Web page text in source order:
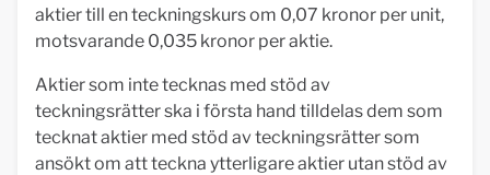
aktier till en teckningskurs om 0,07 kronor per unit,
motsvarande 0,035 kronor per aktie.
Aktier som inte tecknas med stöd av
teckningsrätter ska i första hand tilldelas dem som
tecknat aktier med stöd av teckningsrätter som
ansökt om att teckna ytterligare aktier utan stöd av